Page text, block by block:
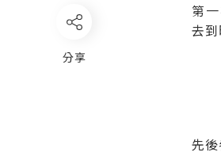
第
去
先
分享